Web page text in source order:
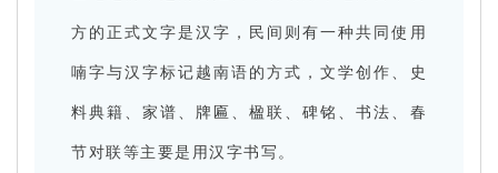
方的正式文字是汉字，民间则有一种共同使用
喃字与汉字标记越南语的方式，文学创作、史
料典籍、家谱、牌匾、楹联、碑铭、书法、春
节对联等主要是用汉字书写。